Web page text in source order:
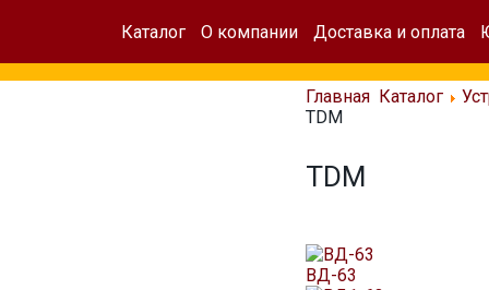
Каталог О компании Доставка и оплата
Главная Каталог
TDM
TDM
ВД-63